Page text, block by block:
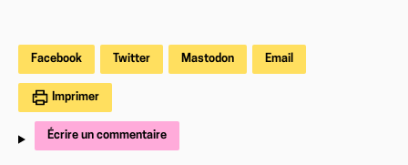
Facebook Twitter Mastodon Email
Imprimer
Écrire un commentaire